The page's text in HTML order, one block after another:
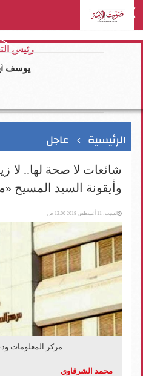
رئيس
يوسف
الرئيسية عاجل
شائعات لا صحة لها.. لا
وأيقونة السيد المسيح
السبت، 11 أغسطس 2018 12:00 ص
مركز المعلومات
محمد الشرقاوي